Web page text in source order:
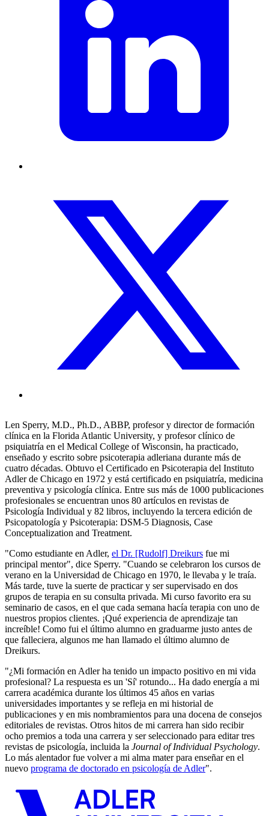
Len Sperry, M.D., Ph.D., ABBP, profesor y director de formación
clínica en la Florida Atlantic University, y profesor clínico de
psiquiatría en el Medical College of Wisconsin, ha practicado,
enseñado y escrito sobre psicoterapia adleriana durante más de
cuatro décadas. Obtuvo el Certificado en Psicoterapia del Instituto
Adler de Chicago en 1972 y está certificado en psiquiatría, medicina
preventiva y psicología clínica. Entre sus más de 1000 publicaciones
profesionales se encuentran unos 80 artículos en revistas de
Psicología Individual y 82 libros, incluyendo la tercera edición de
Psicopatología y Psicoterapia: DSM-5 Diagnosis, Case
Conceptualization and Treatment.
"Como estudiante en Adler, el Dr. [Rudolf] Dreikurs fue mi
principal mentor", dice Sperry. "Cuando se celebraron los cursos de
verano en la Universidad de Chicago en 1970, le llevaba y le traía.
Más tarde, tuve la suerte de practicar y ser supervisado en dos
grupos de terapia en su consulta privada. Mi curso favorito era su
seminario de casos, en el que cada semana hacía terapia con uno de
nuestros propios clientes. ¡Qué experiencia de aprendizaje tan
increíble! Como fui el último alumno en graduarme justo antes de
que falleciera, algunos me han llamado el último alumno de
Dreikurs.
"¿Mi formación en Adler ha tenido un impacto positivo en mi vida
profesional? La respuesta es un 'Sí' rotundo... Ha dado energía a mi
carrera académica durante los últimos 45 años en varias
universidades importantes y se refleja en mi historial de
publicaciones y en mis nombramientos para una docena de consejos
editoriales de revistas. Otros hitos de mi carrera han sido recibir
ocho premios a toda una carrera y ser seleccionado para editar tres
revistas de psicología, incluida la Journal of Individual Psychology.
Lo más alentador fue volver a mi alma mater para enseñar en el
nuevo programa de doctorado en psicología de Adler".